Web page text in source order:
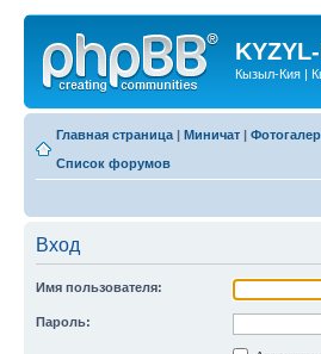
Кызыл-Кия |
Главная страница | Миничат |
Список форумов
Вход
Имя пользователя:
Пароль: